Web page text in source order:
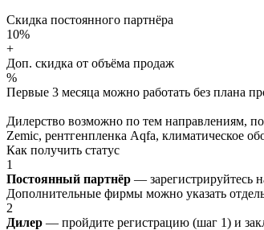
Скидка постоянного партнёра
10%
+
Доп. скидка от объёма продаж
%
Первые 3 месяца можно работать без плана
Дилерство возможно по тем направлениям,
Zemic, рентгенпленка Aqfa, климатическое
Как получить статус
1
Постоянный партнёр — зарегистрируйтесь
Дополнительные фирмы можно указать
2
Дилер — пройдите регистрацию (шаг 1) и